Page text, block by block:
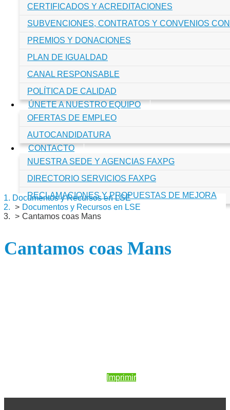
CERTIFICADOS Y ACREDITACIONES
SUBVENCIONES, CONTRATOS Y CONVENIOS
PREMIOS Y DONACIONES
PLAN DE IGUALDAD
CANAL RESPONSABLE
POLÍTICA DE CALIDAD
ÚNETE A NUESTRO EQUIPO
OFERTAS DE EMPLEO
AUTOCANDIDATURA
CONTACTO
NUESTRA SEDE Y AGENCIAS FAXPG
DIRECTORIO SERVICIOS FAXPG
RECLAMACIONES Y PROPUESTAS DE MEJORA
Documentos y Recursos en LSE
Documentos y Recursos en LSE
Cantamos coas Mans
Cantamos coas Mans
Imprimir